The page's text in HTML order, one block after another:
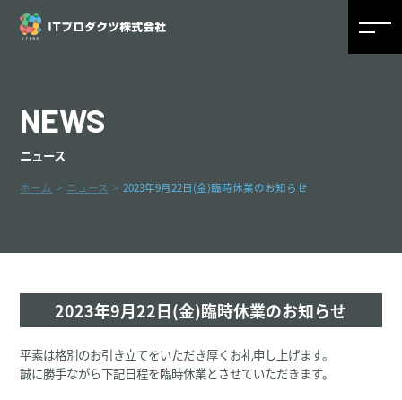
NEWS
ニュース
ホーム ニュース 2023年9月22日(金)臨時休業のお知らせ
2023年9月22日(金)臨時休業のお知らせ
平素は格別のお引き立てをいただき厚くお礼申し上げます。
誠に勝手ながら下記日程を臨時休業とさせていただきます。